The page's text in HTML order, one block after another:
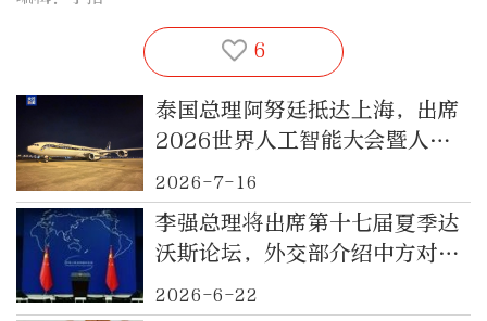
6
泰国总理阿努廷抵达上海，出席
2026世界人工智能大会暨人工
智能全球治理高级别会议
2026-7-16
李强总理将出席第十七届夏季达
沃斯论坛，外交部介绍中方对论
坛期待
2026-6-22